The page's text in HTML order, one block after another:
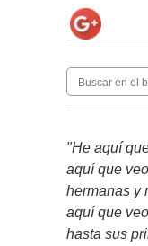
"He aquí
aquí que
hermanas y
aquí que
hasta sus